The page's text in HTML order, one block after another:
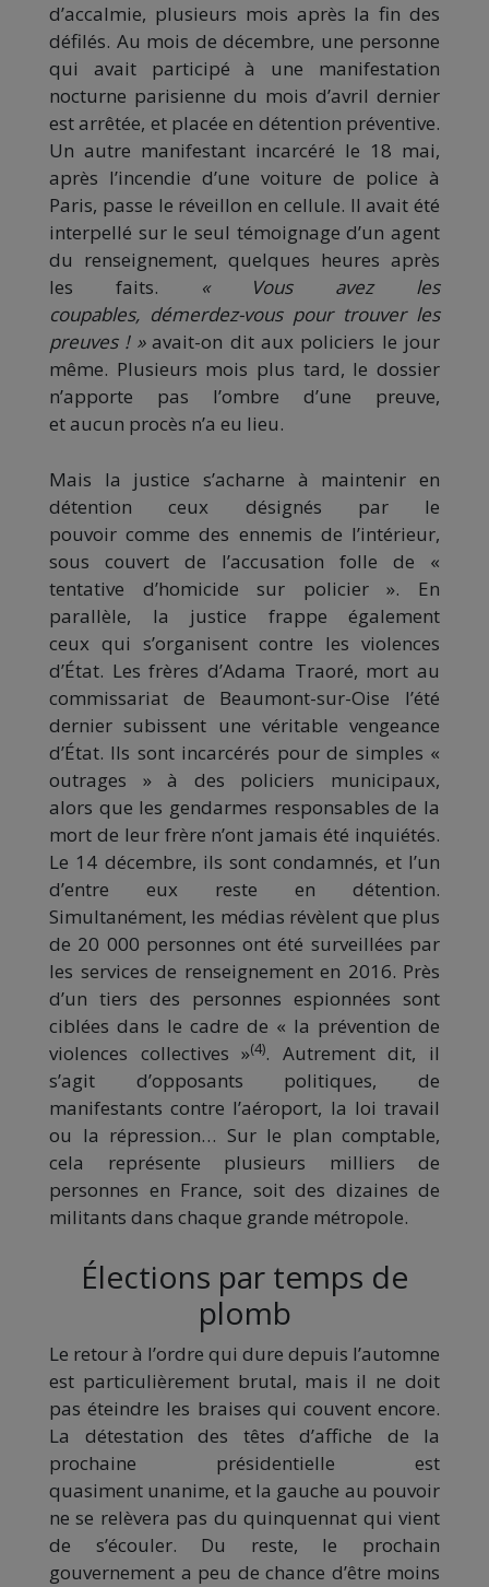
d’accalmie, plusieurs mois après la fin des
défilés. Au mois de décembre, une personne
qui avait participé à une manifestation
nocturne parisienne du mois d’avril dernier
est arrêtée, et placée en détention préventive.
Un autre manifestant incarcéré le 18 mai,
après l’incendie d’une voiture de police à
Paris, passe le réveillon en cellule. Il avait été
interpellé sur le seul témoignage d’un agent
du renseignement, quelques heures après
les faits.
« Vous avez les
coupables, démerdez-vous pour trouver les
preuves ! »avait-on dit aux policiers le jour
même. Plusieurs mois plus tard, le dossier
n’apporte pas l’ombre d’une preuve,
et aucun procès n’a eu lieu.
Mais la justice s’acharne à maintenir en
détention ceux désignés par le
pouvoir comme des ennemis de l’intérieur,
sous couvert de l’accusation folle de «
tentative d’homicide sur policier ». En
parallèle, la justice frappe également
ceux qui s’organisent contre les violences
d’État. Les frères d’Adama Traoré, mort au
commissariat de Beaumont-sur-Oise l’été
dernier subissent une véritable vengeance
d’État. Ils sont incarcérés pour de simples «
outrages » à des policiers municipaux,
alors que les gendarmes responsables de la
mort de leur frère n’ont jamais été inquiétés.
Le 14 décembre, ils sont condamnés, et l’un
d’entre eux reste en détention.
Simultanément, les médias révèlent que plus
de 20 000 personnes ont été surveillées par
les services de renseignement en 2016. Près
d’un tiers des personnes espionnées sont
ciblées dans le cadre de « la prévention de
violences collectives »(4). Autrement dit, il
s’agit d’opposants politiques, de
manifestants contre l’aéroport, la loi travail
ou la répression… Sur le plan comptable,
cela représente plusieurs milliers de
personnes en France, soit des dizaines de
militants dans chaque grande métropole.
Élections par temps de
plomb
Le retour à l’ordre qui dure depuis l’automne
est particulièrement brutal, mais il ne doit
pas éteindre les braises qui couvent encore.
La détestation des têtes d’affiche de la
prochaine présidentielle est
quasiment unanime, et la gauche au pouvoir
ne se relèvera pas du quinquennat qui vient
de s’écouler. Du reste, le prochain
gouvernement a peu de chance d’être moins